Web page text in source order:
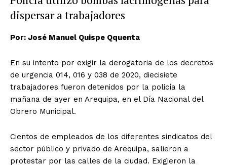
dispersar a trabajadores
Por: José Manuel Quispe Qquenta
En su intento por exigir la derogatoria de los decretos
de urgencia 014, 016 y 038 de 2020, diecisiete
trabajadores fueron detenidos por la policía la
mañana de ayer en Arequipa, en el Día Nacional del
Obrero Municipal.
Cientos de empleados de los diferentes sindicatos del
sector público y privado de Arequipa, salieron a
protestar por las calles de la ciudad. Exigieron la